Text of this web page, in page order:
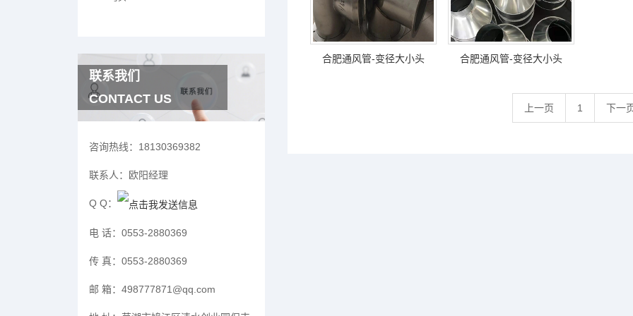
联系我们
CONTACT US
咨询热线： 18130369382
联系人： 欧阳经理
Q Q：
电 话： 0553-2880369
传 真： 0553-2880369
邮 箱： 498777871@qq.com
合肥通风管-变径大小头 合肥通风管-变径大小头
上一页 1 下一